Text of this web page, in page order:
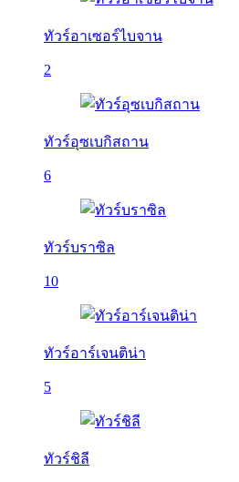
ทัวร์อาเซอร์ไบจาน
2
ทัวร์อุซเบกิสถาน
6
ทัวร์บราซิล
10
ทัวร์อาร์เจนติน่า
5
ทัวร์ชิลี